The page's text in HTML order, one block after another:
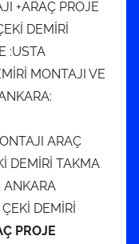
+ARAÇ PROJE
DEMİRİ
:USTA
MONTAJI VE
ARAÇ
DEMİRİ TAKMA
ANKARA
DEMİRİ
PROJE